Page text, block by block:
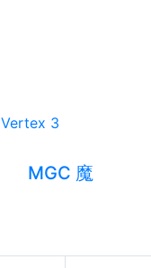
Vertex 3
MGC 魔